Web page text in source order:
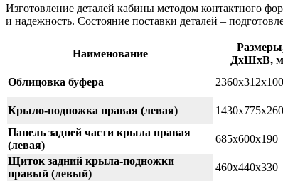
Изготовление деталей кабины методом контактного
и надежность. Состояние поставки деталей –
Наименование
ДхШхВ,
Облицовка буфера 2360х312х100
Крыло-подножка правая (левая)
1430х775х260
Панель задней части крыла правая
(левая)
685х600х190
Щиток задний крыла-подножки
правый (левый)
460х440х330